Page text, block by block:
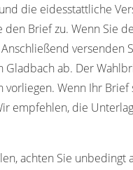
die eidesstattliche
Brief zu. Wenn Sie
Gladbach ab. Der
vorliegen. Wenn Ihr
empfehlen, die
achten Sie